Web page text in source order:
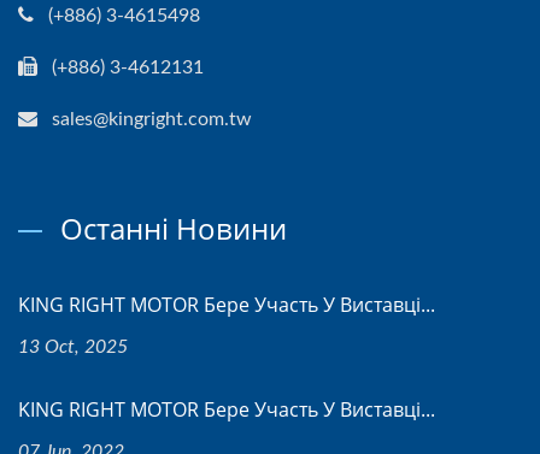
(+886) 3-4615498
(+886) 3-4612131
sales@kingright.com.tw
Останні Новини
KING RIGHT MOTOR Бере Участь У Виставці...
13 Oct, 2025
KING RIGHT MOTOR Бере Участь У Виставці...